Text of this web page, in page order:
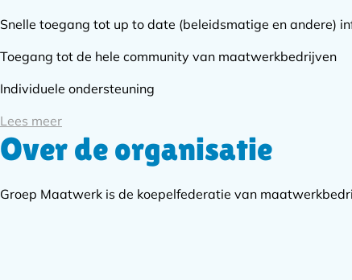
Snelle toegang tot up to date (beleidsmatige en andere)
Toegang tot de hele community van maatwerkbedrijven
Individuele ondersteuning
Lees meer
Over de organisatie
Groep Maatwerk is de koepelfederatie van